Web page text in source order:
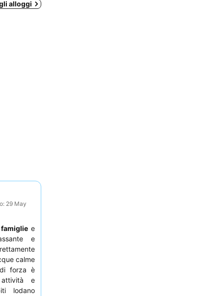
alloggi
29 May
famigliee
e
calme
forza è
e
lodano